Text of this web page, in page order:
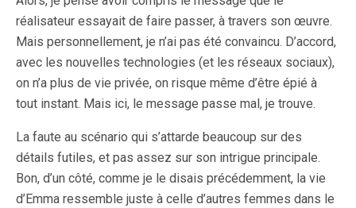
réalisateur essayait de faire passer, à travers son œuvre.
Mais personnellement, je n’ai pas été convaincu. D’accord,
avec les nouvelles technologies (et les réseaux sociaux),
on n’a plus de vie privée, on risque même d’être épié à
tout instant. Mais ici, le message passe mal, je trouve.
La faute au scénario qui s’attarde beaucoup sur des
détails futiles, et pas assez sur son intrigue principale.
Bon, d’un côté, comme je le disais précédemment, la vie
d’Emma ressemble juste à celle d’autres femmes dans le